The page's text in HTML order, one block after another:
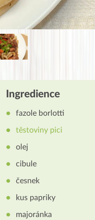
Ingredience
fazole borlotti
těstoviny pici
olej
cibule
česnek
kus papriky
majoránka